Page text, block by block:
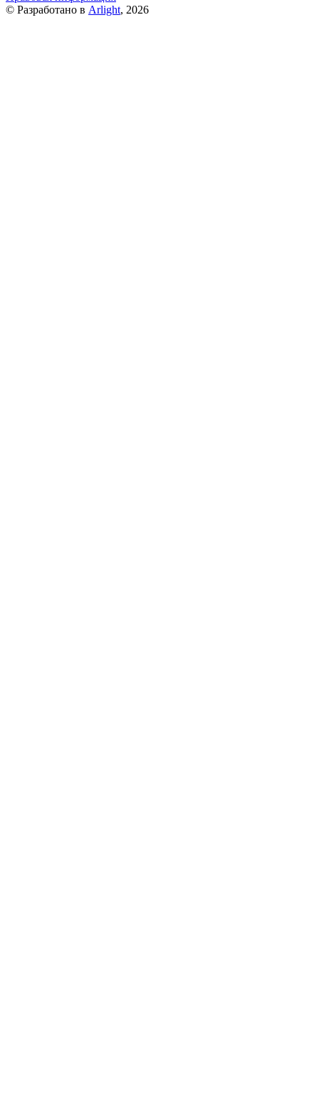
© Разработано в Arlight, 2026